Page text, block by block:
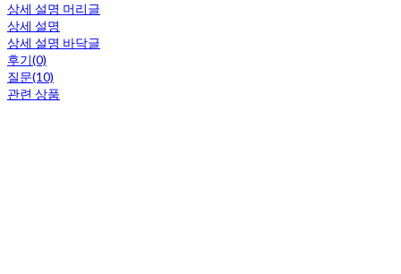
상세 설명 머리글
상세 설명
상세 설명 바닥글
후기(0)
질문(10)
관련 상품